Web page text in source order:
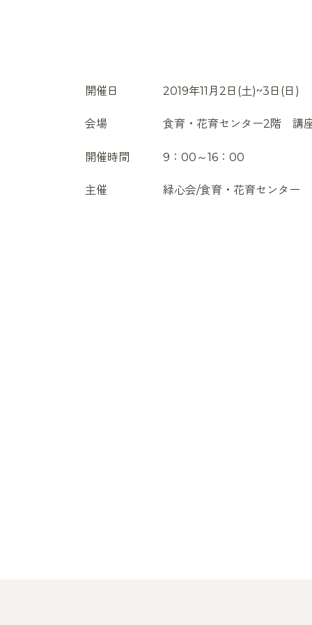
開催日 2019年11月2日(土)~3日(日)
会場 食育・花育センター2階 講座
開催時間 9：00～16：00
主催 緑心会/食育・花育センター